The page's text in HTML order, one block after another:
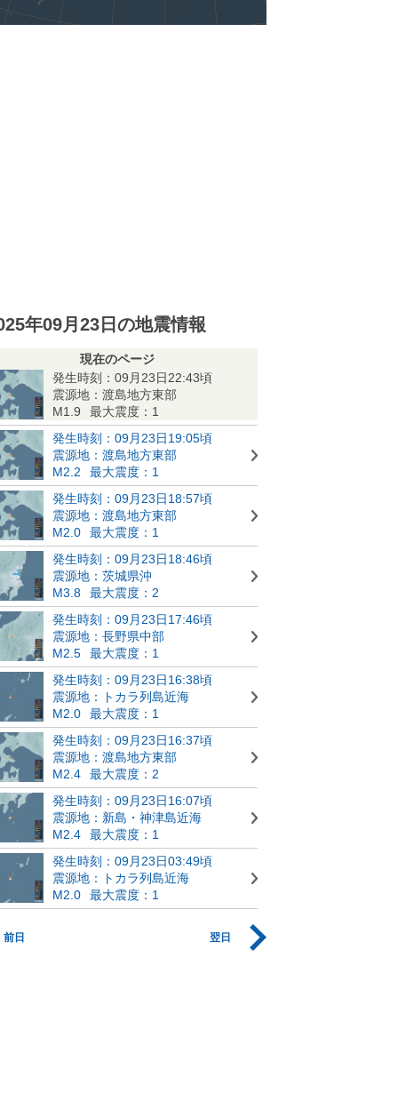
年09月23日の地震情報
現在のページ
発生時刻：09月23日22:43頃
震源地：渡島地方東部
M1.9
最大震度：1
発生時刻：09月23日19:05頃
震源地：渡島地方東部
M2.2
最大震度：1
発生時刻：09月23日18:57頃
震源地：渡島地方東部
M2.0
最大震度：1
発生時刻：09月23日18:46頃
震源地：茨城県沖
M3.8
最大震度：2
発生時刻：09月23日17:46頃
震源地：長野県中部
M2.5
最大震度：1
発生時刻：09月23日16:38頃
震源地：トカラ列島近海
M2.0
最大震度：1
発生時刻：09月23日16:37頃
震源地：渡島地方東部
M2.4
最大震度：2
発生時刻：09月23日16:07頃
震源地：新島・神津島近海
M2.4
最大震度：1
発生時刻：09月23日03:49頃
震源地：トカラ列島近海
M2.0
最大震度：1
前日 翌日